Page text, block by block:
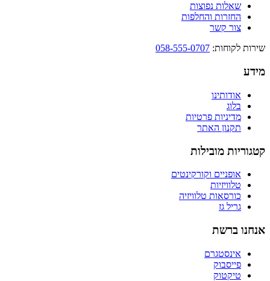
שאלות נפוצות
החזרות והחלפות
צור קשר
שירות לקוחות:
058-555-0707
מידע
אודותינו
בלוג
מדיניות פרטיות
תקנון האתר
קטגוריות מובילות
אופניים וקורקינטים
טלוויזיות
כורסאות טלוויזיה
גריל גז
אנחנו ברשת
אינסטגרם
פייסבוק
טיקטוק